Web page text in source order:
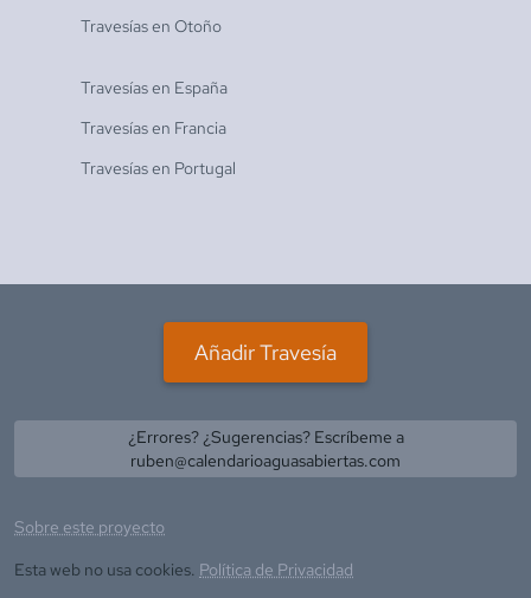
Travesías en Otoño
Travesías en España
Travesías en Francia
Travesías en Portugal
Añadir Travesía
¿Errores? ¿Sugerencias? Escríbeme a
ruben@calendarioaguasabiertas.com
Sobre este proyecto
Esta web no usa cookies. Política de Privacidad